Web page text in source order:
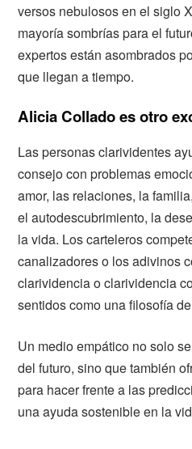
versos nebulosos en el siglo
mayoría sombrías para el
expertos están asombrados
que llegan a tiempo.
Alicia Collado es otro
Las personas clarividentes
consejo con problemas
amor, las relaciones, la
el autodescubrimiento, la
la vida. Los carteleros
canalizadores o los adivinos
clarividencia o clarividencia
sentidos como una filosofía
Un medio empático no solo
del futuro, sino que también
para hacer frente a las
una ayuda sostenible en la